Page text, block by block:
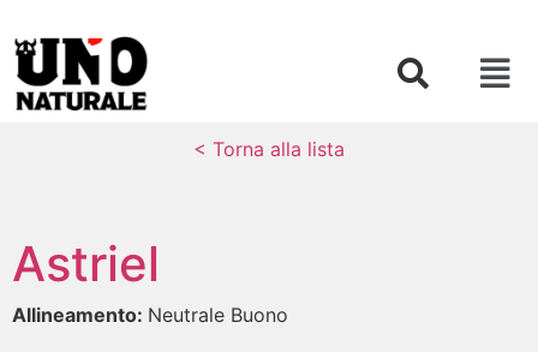
< Torna alla lista
Astriel
Allineamento: Neutrale Buono